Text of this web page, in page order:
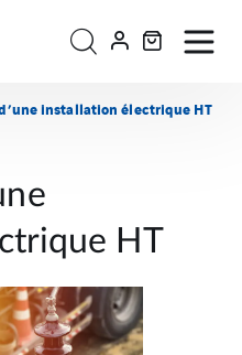
installation électrique HT
HT